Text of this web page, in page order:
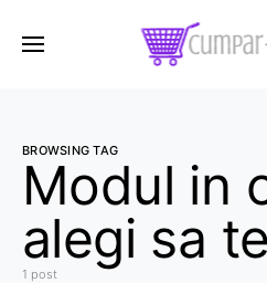
BROWSING TAG
Modul in
alegi sa
1 post